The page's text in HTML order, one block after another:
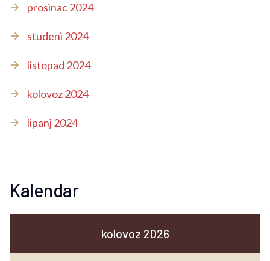
prosinac 2024
studeni 2024
listopad 2024
kolovoz 2024
lipanj 2024
Kalendar
kolovoz 2026